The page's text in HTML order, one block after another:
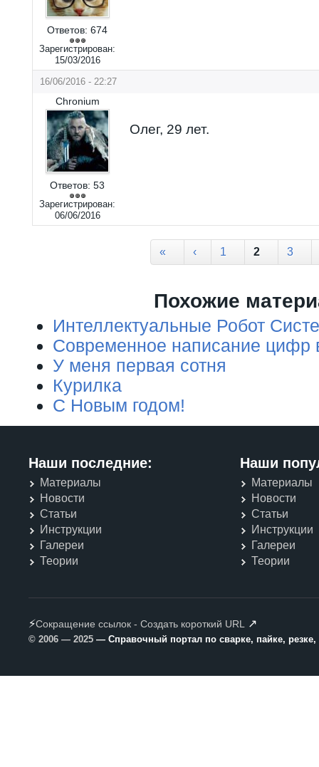
Ответов: 674
Зарегистрирован:
15/03/2016
16/06/2016 - 22:27
Chronium
Ответов: 53
Зарегистрирован:
06/06/2016
Олег, 29 лет.
« ‹ 1 2 3
Похожие
Интеллектуальные Робот
Современное написание цифр
У меня первая сотня
Курилка
C Новым годом!
Наши последние:
Материалы
Новости
Статьи
Инструкции
Галереи
Теории
Наши
Материалы
Новости
Статьи
Инструкции
Галереи
Теории
⚡Сокращение ссылок - Создать короткий URL ↗
© 2006 — 2025 — Справочный портал по сварке, пайке,